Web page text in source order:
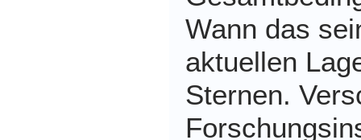
Wann das
aktuellen
Sternen.